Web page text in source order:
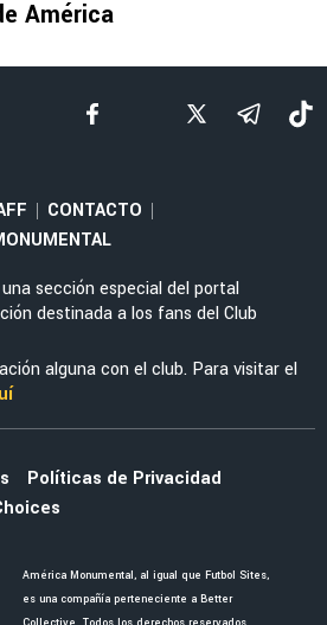
doblete con América
al Estadio Banorte